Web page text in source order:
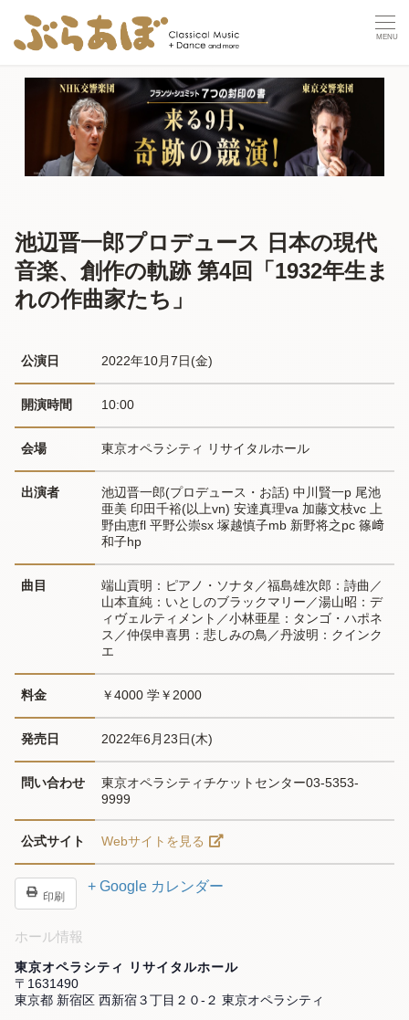
池辺晋一郎プロデュース 日本の現代
音楽、創作の軌跡 第4回「1932年生ま
れの作曲家たち」
公演日 2022年10月7日(金)
開演時間 10:00
会場 東京オペラシティ リサイタルホール
出演者
池辺晋一郎(プロデュース・お話) 中川賢一p 尾池
亜美 印田千裕(以上vn) 安達真理va 加藤文枝vc 上
野由恵fl 平野公崇sx 塚越慎子mb 新野将之pc 篠﨑
和子hp
曲目
端山貢明：ピアノ・ソナタ／福島雄次郎：詩曲／
山本直純：いとしのブラックマリー／湯山昭：デ
ィヴェルティメント／小林亜星：タンゴ・ハポネ
ス／仲俣申喜男：悲しみの鳥／丹波明：クインク
エ
料金 ￥4000 学￥2000
発売日 2022年6月23日(木)
問い合わせ
東京オペラシティチケットセンター03-5353-
9999
公式サイト Webサイトを見る
印刷
+ Google カレンダー
ホール情報
東京オペラシティ リサイタルホール
〒1631490
東京都 新宿区 西新宿３丁目２０-２ 東京オペラシティ